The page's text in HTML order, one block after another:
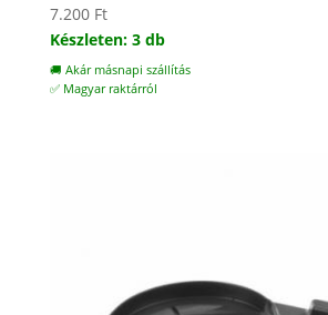
7.200 Ft
Készleten: 3 db
🚚 Akár másnapi szállítás
✅ Magyar raktárról